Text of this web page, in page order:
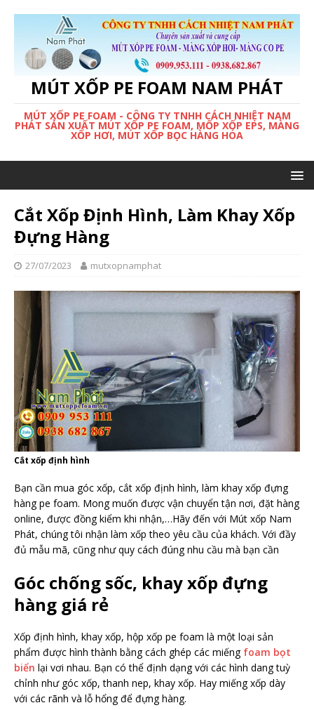
MÚT XỐP PE FOAM NAM PHÁT
MÚT XỐP PE FOAM - CÔNG TY TNHH CÁCH NHIỆT NAM
PHÁT SẢN XUẤT MÚT XỐP PE FOAM, MỐP XỐP EPS, MÀNG
XỐP HƠI, MÚT XỐP BỌC HÀNG HÓA
Cắt Xốp Định Hình, Làm Khay Xốp
Đựng Hàng
27/07/2023 mutxopnamphat
Cắt xốp định hình
Bạn cần mua góc xốp, cắt xốp định hình, làm khay xốp đựng
hàng pe foam. Mong muốn được vận chuyển tận nơi, đặt hàng
online, được đồng kiểm khi nhận,…Hãy đến với Mút xốp Nam
Phát, chúng tôi nhận làm xốp theo yêu cầu của khách. Với đầy
đủ mẫu mã, cũng như quy cách đúng nhu cầu mà bạn cần
Góc chống sốc, khay xốp đựng
hàng giá rẻ
Xốp định hình, khay xốp, hộp xốp pe foam là một loại sản
phẩm được hình thành bằng cách ghép các miếng foam bọt
biển lại vơi nhau. Bạn có thể định dạng với các hình dang tuỳ
chỉnh như góc xốp, thanh nep, khay xốp. Hay miếng xốp dày
với các rãnh và lỗ hổng để đựng hàng.